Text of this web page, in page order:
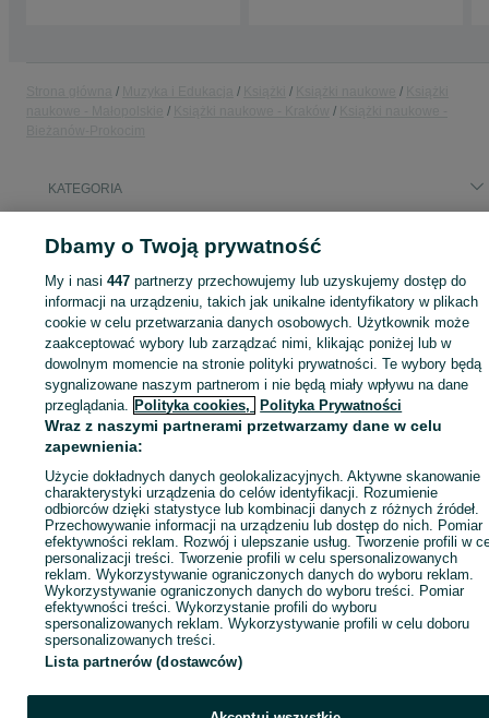
KATEGORIA
892113115
Zaloguj się lub załóż konto na OLX, aby skontaktować się z
sprzedającym
Zaloguj się / Załóż konto
Wyślij wiadomość
Dbamy o Twoją prywatność
My i nasi447 partnerzy przechowujemy lub uzyskujemy dostęp do
informacji na urządzeniu, takich jak unikalne identyfikatory w plikach
cookie w celu przetwarzania danych osobowych. Użytkownik może
zaakceptować wybory lub zarządzać nimi, klikając poniżej lub w
dowolnym momencie na stronie polityki prywatności. Te wybory będą
sygnalizowane naszym partnerom i nie będą miały wpływu na dane
przeglądania. Polityka cookies, Polityka Prywatności
Wraz z naszymi partnerami przetwarzamy dane w celu
zapewnienia:
Użycie dokładnych danych geolokalizacyjnych. Aktywne skanowanie
charakterystyki urządzenia do celów identyfikacji. Rozumienie
odbiorców dzięki statystyce lub kombinacji danych z różnych źródeł.
Przechowywanie informacji na urządzeniu lub dostęp do nich. Pomiar
efektywności reklam. Rozwój i ulepszanie usług. Tworzenie profili w
personalizacji treści. Tworzenie profili w celu spersonalizowanych
reklam. Wykorzystywanie ograniczonych danych do wyboru reklam.
Wykorzystywanie ograniczonych danych do wyboru treści. Pomiar
efektywności treści. Wykorzystanie profili do wyboru
spersonalizowanych reklam. Wykorzystywanie profili w celu doboru
spersonalizowanych treści.
Lista partnerów (dostawców)